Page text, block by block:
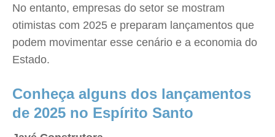
No entanto, empresas do setor se mostram
otimistas com 2025 e preparam lançamentos que
podem movimentar esse cenário e a economia do
Estado.
Conheça alguns dos lançamentos
de 2025 no Espírito Santo